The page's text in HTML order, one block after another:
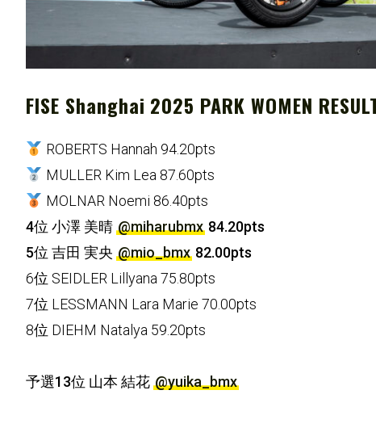
FISE Shanghai 2025 PARK WOMEN
ROBERTS Hannah 94.20pts
MULLER Kim Lea 87.60pts
MOLNAR Noemi 86.40pts
4位 小澤 美晴 @miharubmx 84.20pts
5位 吉田 実央 @mio_bmx 82.00pts
6位 SEIDLER Lillyana 75.80pts
7位 LESSMANN Lara Marie 70.00pts
8位 DIEHM Natalya 59.20pts
予選13位 山本 結花 @yuika_bmx